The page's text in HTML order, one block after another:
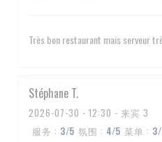
Très bon restaurant mais serveur
Stéphane T
2026-07-30 - 12:30 - 来宾 3
服务 : 3/5 氛围 : 4/5 菜单 : 3